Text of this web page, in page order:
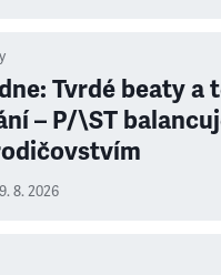
Tvrdé beaty a
– P/\ST
9. 8. 2026